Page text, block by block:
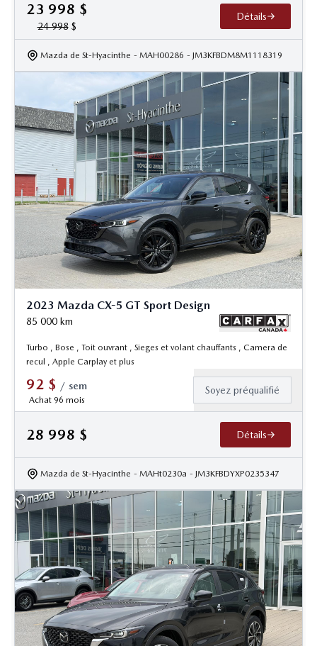
23 998 $
24 998$
Détails
Mazda de St-Hyacinthe - MAH00286 - JM3KFBDM8M1118319
2023 Mazda CX-5 GT Sport Design
85 000 km
Turbo , Bose , Toit ouvrant , Sieges et volant chauffants , Camera de
recul , Apple Carplay et plus
92 $ / sem
Achat 96 mois
Soyez préqualifié
28 998 $ Détails
Mazda de St-Hyacinthe - MAHt0230a - JM3KFBDYXP0235347